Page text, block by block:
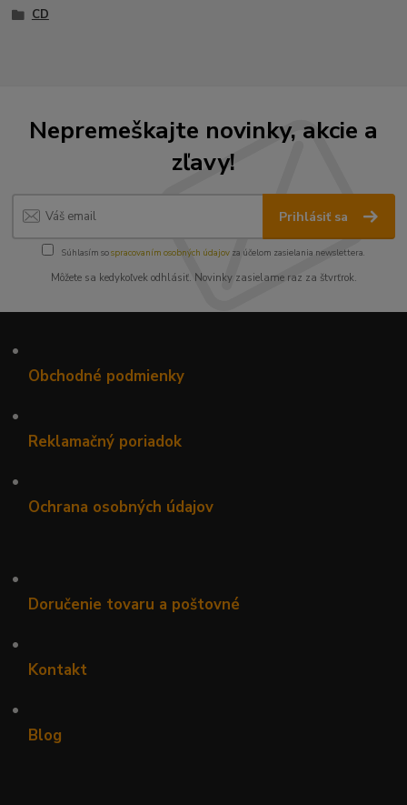
CD
Nepremeškajte novinky, akcie a
zľavy!
Prihlásiť sa
Súhlasím sospracovaním osobných údajov za účelom zasielania newslettera.
Môžete sa kedykoľvek odhlásiť. Novinky zasielame raz za štvrťrok.
•
Obchodné podmienky
•
Reklamačný poriadok
•
Ochrana osobných údajov
•
Doručenie tovaru a poštovné
•
Kontakt
•
Blog